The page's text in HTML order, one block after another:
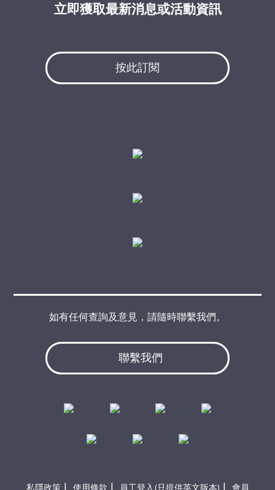
立即獲取最新消息或活動資訊
按此訂閱
聯繫我們
如有任何查詢及意見，請隨時聯繫我們。
| | |